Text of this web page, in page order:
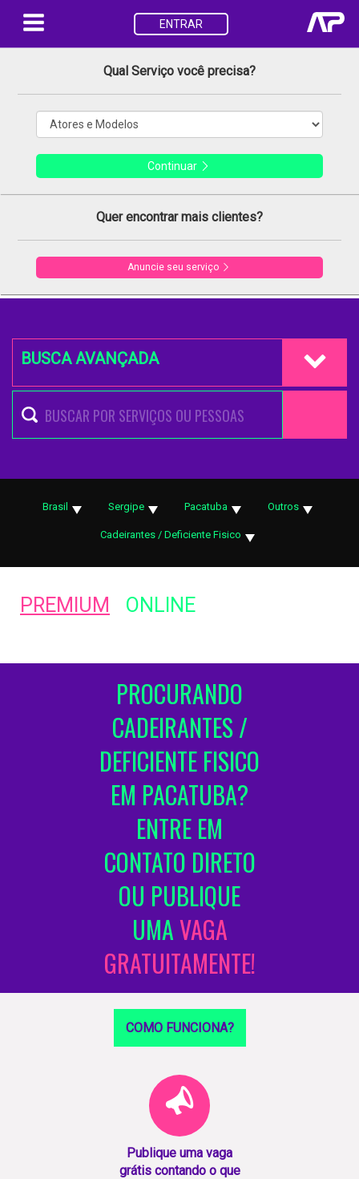
ENTRAR
Qual Serviço você precisa?
Continuar
Quer encontrar mais clientes?
Anuncie seu serviço
BUSCA AVANÇADA
Brasil Sergipe Pacatuba Outros
Cadeirantes / Deficiente Fisico
PREMIUM ONLINE
PROCURANDO
CADEIRANTES /
DEFICIENTE FISICO
EM PACATUBA?
ENTRE EM
CONTATO DIRETO
OU PUBLIQUE
UMAVAGA
GRATUITAMENTE!
COMO FUNCIONA?
Publique uma vaga
grátis contando o que